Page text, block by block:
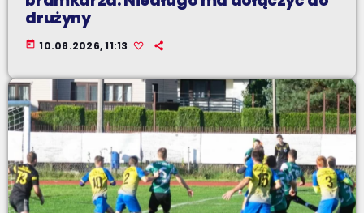
drużyny
today 10.08.2026, 11:13